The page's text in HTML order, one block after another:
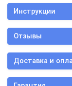
Инструкции
Отзывы
Доставка и